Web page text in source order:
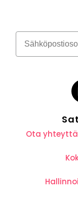
Ota yhteyttä